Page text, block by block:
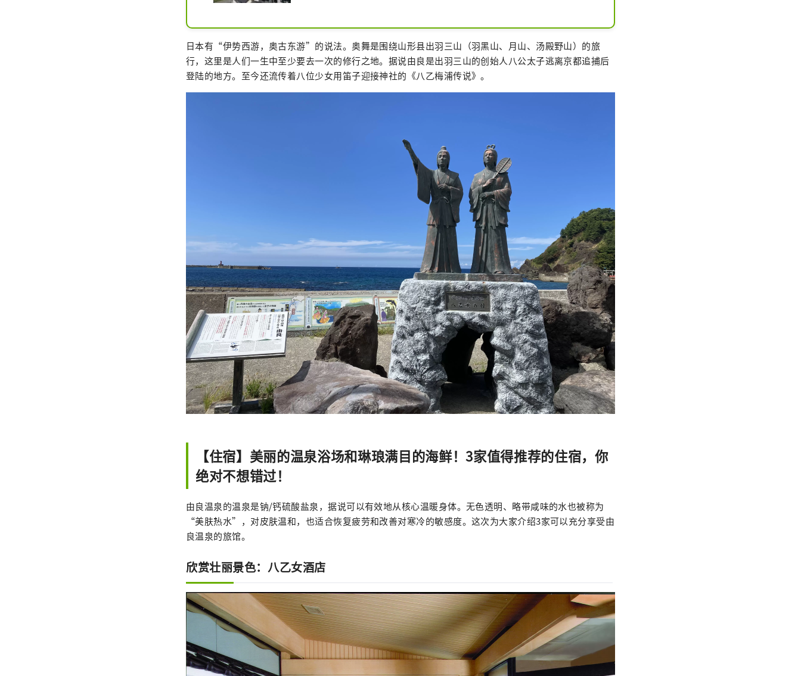
日本有“伊势西游，奥古东游”的说法。奥舞是围绕山形县出羽三山（羽黑山、月山、汤殿野山）的旅
行，这里是人们一生中至少要去一次的修行之地。据说由良是出羽三山的创始人八公太子逃离京都追捕后
登陆的地方。至今还流传着八位少女用笛子迎接神社的《八乙梅浦传说》。
【住宿】美丽的温泉浴场和琳琅满目的海鲜！3家值得推荐的住宿，你
绝对不想错过！
由良温泉的温泉是钠/钙硫酸盐泉，据说可以有效地从核心温暖身体。无色透明、略带咸味的水也被称为
“美肤热水”，对皮肤温和，也适合恢复疲劳和改善对寒冷的敏感度。这次为大家介绍3家可以充分享受由
良温泉的旅馆。
欣赏壮丽景色：八乙女酒店